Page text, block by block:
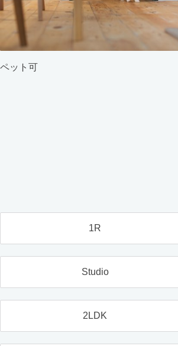
ペット可
1R
Studio
2LDK